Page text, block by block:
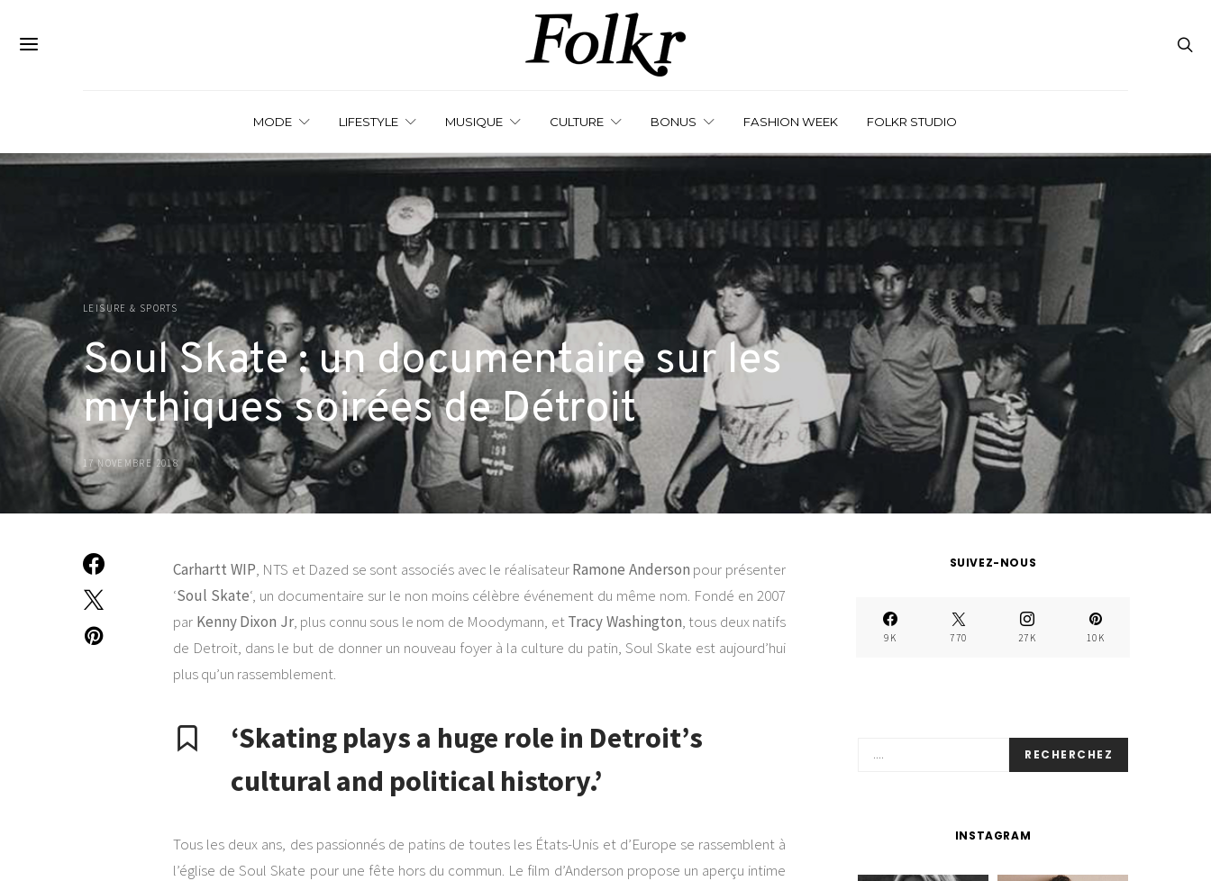
MODE LIFESTYLE MUSIQUE CULTURE BONUS FASHION WEEK FOLKR STUDIO
LEISURE & SPORTS
Soul Skate : un documentaire sur les
mythiques soirées de Détroit
17 NOVEMBRE 2018
Carhartt WIP, NTS et Dazed se sont associés avec le réalisateurRamone Anderson pour présenter
‘Soul Skate‘, un documentaire sur le non moins célèbre événement du même nom. Fondé en 2007
par Kenny Dixon Jr, plus connu sous le nom de Moodymann, etTracy Washington, tous deux natifs
de Detroit, dans le but de donner un nouveau foyer à la culture du patin, Soul Skate est aujourd’hui
plus qu’un rassemblement.
‘Skating plays a huge role in Detroit’s
cultural and political history.’
Tous les deux ans, des passionnés de patins de toutes les États-Unis et d’Europe se rassemblent à
l’église de Soul Skate pour une fête hors du commun. Le film d’Anderson propose un aperçu intime
SUIVEZ-NOUS
9K 770 27K 10K
RECHERCHEZ
INSTAGRAM